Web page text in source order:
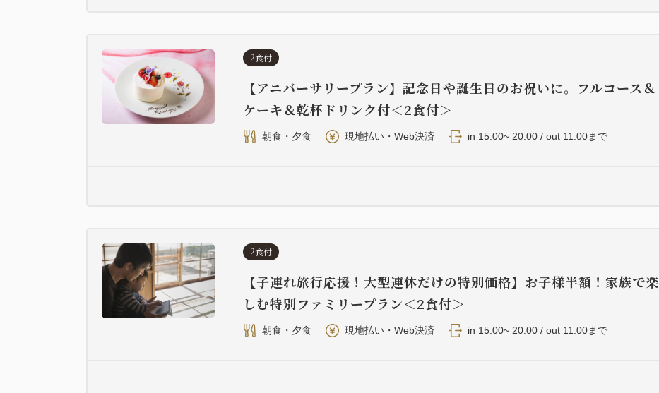
2食付
【アニバーサリープラン】記念日や誕生日のお祝いに。フルコース＆
ケーキ＆乾杯ドリンク付＜2食付＞
朝食・夕食 現地払い・Web決済 in 15:00~ 20:00 / out 11:00まで
2食付
【子連れ旅行応援！大型連休だけの特別価格】お子様半額！家族で楽
しむ特別ファミリープラン＜2食付＞
朝食・夕食 現地払い・Web決済 in 15:00~ 20:00 / out 11:00まで